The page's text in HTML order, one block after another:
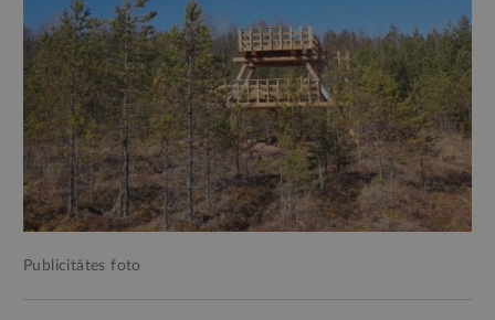
Publicitātes foto